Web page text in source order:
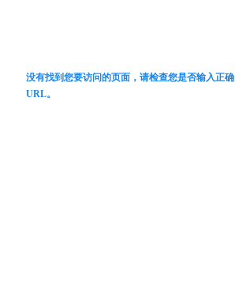
没有找到您要访问的页面，请检查您是否输入正确
URL。